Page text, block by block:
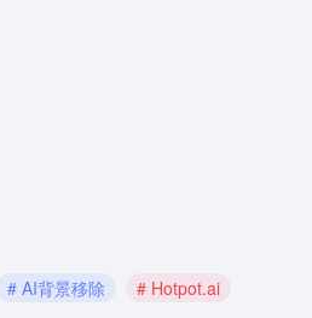
# AI背景移除 # Hotpot.ai